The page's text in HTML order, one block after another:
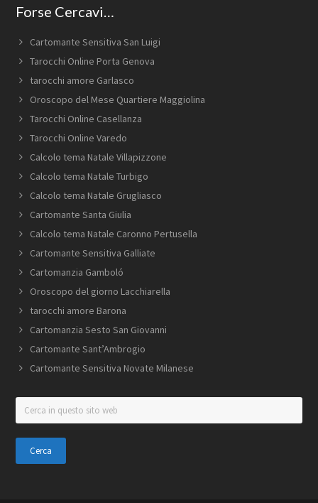
Forse Cercavi…
Cartomante Sensitiva San Luigi
Tarocchi Online Porta Genova
tarocchi amore Garlasco
Oroscopo del Mese Quartiere Maggiolina
Tarocchi Online Casellanza
Tarocchi Online Varedo
Calcolo tema Natale Villapizzone
Calcolo tema Natale Turbigo
Calcolo tema Natale Grugliasco
Cartomante Santa Giulia
Calcolo tema Natale Caronno Pertusella
Cartomante Sensitiva Galliate
Cartomanzia Gamboló
Oroscopo del giorno Lacchiarella
tarocchi amore Barona
Cartomanzia Sesto San Giovanni
Cartomante Sant’Ambrogio
Cartomante Sensitiva Novate Milanese
Cerca
in
questo
sito
web